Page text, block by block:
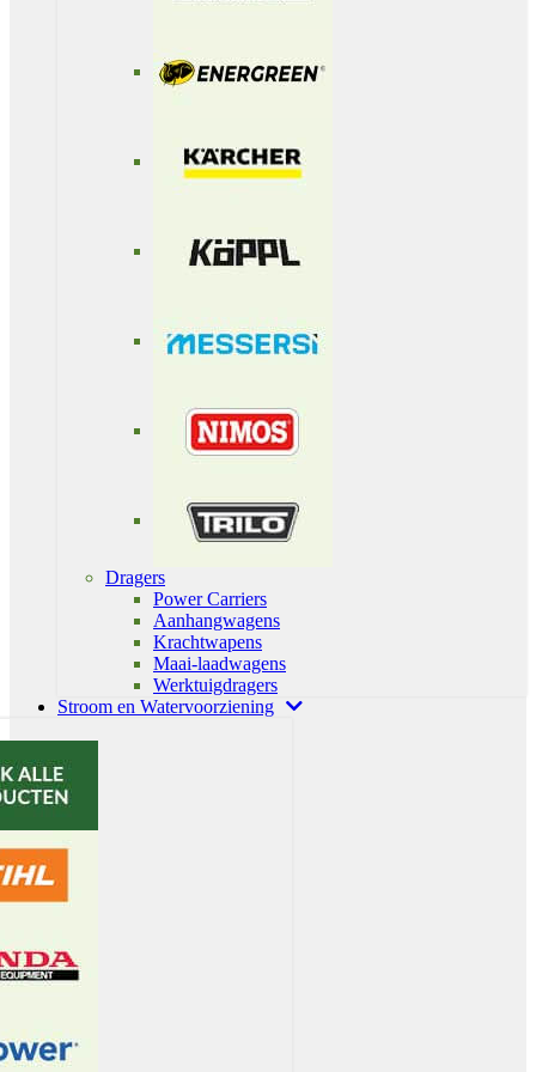
Dragers
Power Carriers
Aanhangwagens
Krachtwapens
Maai-laadwagens
Werktuigdragers
Stroom en Watervoorziening